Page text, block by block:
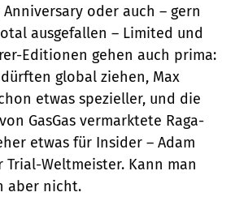
Anniversary oder auch – gern
ausgefallen – Limited und
Editionen gehen auch prima:
global ziehen, Max
etwas spezieller, und die
GasGas vermarktete Raga-
etwas für Insider – Adam
Trial-Weltmeister. Kann man
aber nicht.